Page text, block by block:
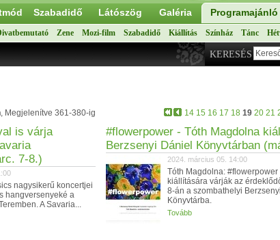
Szabadidő Látószög Galéria Programajánló
Zene Mozi-film Szabadidő Kiállítás Színház Tánc
KERESÉS
14 15 16 17 18 19 20 21
, Megjelenítve 361-380-ig
is várja
7-8.)
nagysikerű koncertjei
hangversenyeké a
A Savaria...
#flowerpower - Tóth Magdolna
Berzsenyi Dániel Könyvtárban
2024. március 05. 14:00
Tóth Magdolna: #flowerpower
kiállítására várják az
8-án a szombathelyi
Könyvtárba.
Tovább